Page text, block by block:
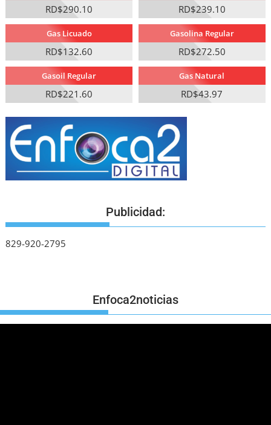
RD$290.10 RD$239.10
Gas Licuado
RD$132.60
Gasolina Regular
RD$272.50
Gasoil Regular
RD$221.60
Gas Natural
RD$43.97
Publicidad:
829-920-2795
Enfoca2noticias